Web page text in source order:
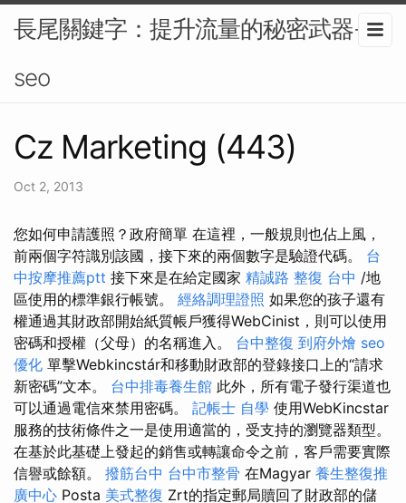
長尾關鍵字：提升流量的秘密武器-
seo
Cz Marketing (443)
Oct 2, 2013
您如何申請護照？政府簡單 在這裡，一般規則也佔上風，
前兩個字符識別該國，接下來的兩個數字是驗證代碼。 台
中按摩推薦ptt 接下來是在給定國家 精誠路 整復 台中 /地
區使用的標準銀行帳號。 經絡調理證照 如果您的孩子還有
權通過其財政部開始紙質帳戶獲得WebCinist，則可以使用
密碼和授權（父母）的名稱進入。 台中整復 到府外燴 seo
優化 單擊Webkincstár和移動財政部的登錄接口上的“請求
新密碼”文本。 台中排毒養生館 此外，所有電子發行渠道也
可以通過電信來禁用密碼。 記帳士 自學 使用WebKincstar
服務的技術條件之一是使用適當的，受支持的瀏覽器類型。
在基於此基礎上發起的銷售或轉讓命令之前，客戶需要實際
信譽或餘額。 撥筋台中 台中市整骨 在Magyar 養生整復推
廣中心 Posta 美式整復 Zrt的指定郵局贖回了財政部的儲